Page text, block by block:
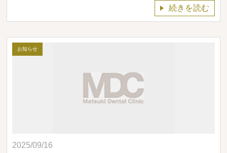
続きを読む
お知らせ
2025/09/16